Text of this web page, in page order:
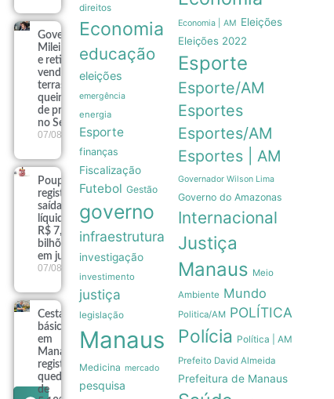
Governo
Milei recua
e retira
venda de
terras
queimadas
de projeto
no Senado
07/08
Poupança
registra
saída
líquida de
R$ 7,15
bilhões
em julho
07/08
Cesta
básica
em
Manaus
registra
queda
de
direitos
Economia
educação
eleições
emergência
energia
Esporte
finanças
Fiscalização
Futebol Gestão
governo
infraestrutura
investigação
investimento
justiça
legislação
Manaus
Medicina mercado
pesquisa
Economia | AM Eleições
Eleições 2022
Esporte
Esporte/AM
Esportes
Esportes/AM
Esportes | AM
Governador Wilson Lima
Governo do Amazonas
Internacional
Justiça
Manaus Meio
Ambiente Mundo
Politica/AM POLÍTICA
Polícia Política | AM
Prefeito David Almeida
Prefeitura de Manaus